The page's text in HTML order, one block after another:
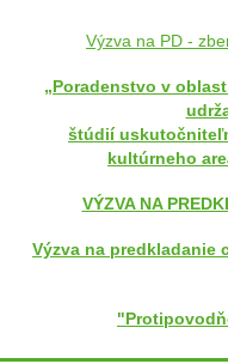
Výzva na PD -
„Poradenstvo v
štúdií
kultúrneho
VÝZVA NA
Výzva na predkladanie